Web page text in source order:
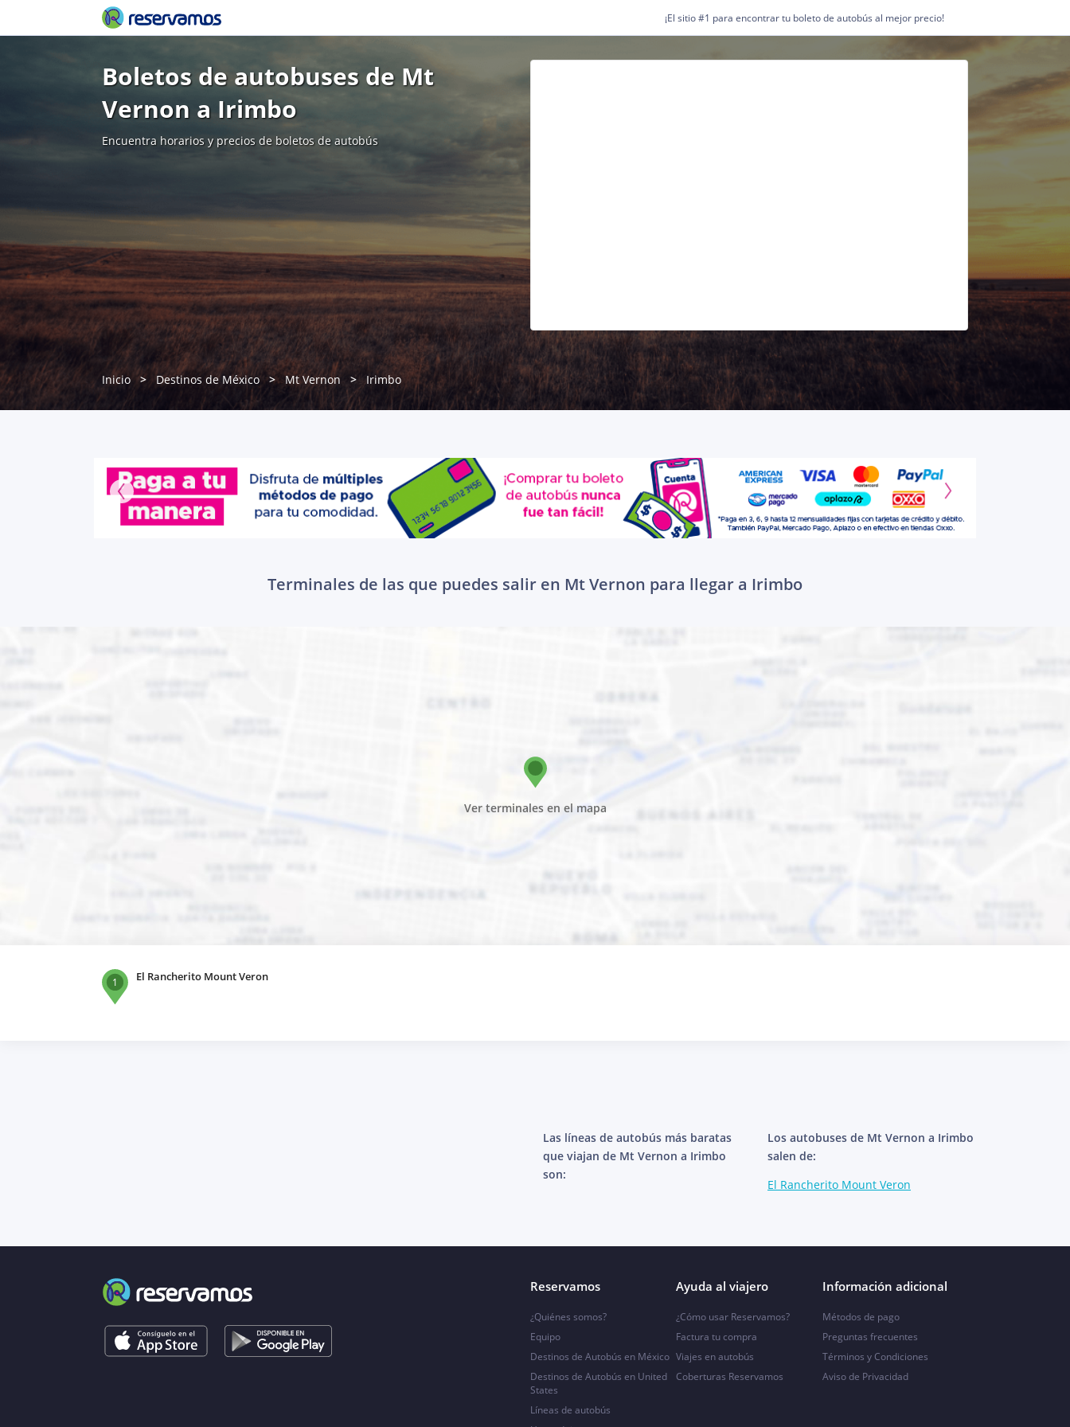
¡El sitio #1 para encontrar tu boleto de autobús al mejor precio!
Boletos de autobuses de Mt
Vernon a Irimbo
Encuentra horarios y precios de boletos de autobús
Inicio Destinos de México Mt Vernon Irimbo
Terminales de las que puedes salir en Mt Vernon para llegar a Irimbo
Ver terminales en el mapa
1 El Rancherito Mount Veron
Las líneas de autobús más baratas
que viajan de Mt Vernon a Irimbo
son:
Los autobuses de Mt Vernon a Irimbo
salen de:
El Rancherito Mount Veron
Reservamos
¿Quiénes somos?
Equipo
Destinos de Autobús en México
Destinos de Autobús en United
States
Líneas de autobús
Ayuda al viajero
¿Cómo usar Reservamos?
Factura tu compra
Viajes en autobús
Coberturas Reservamos
Información adicional
Métodos de pago
Preguntas frecuentes
Términos y Condiciones
Aviso de Privacidad